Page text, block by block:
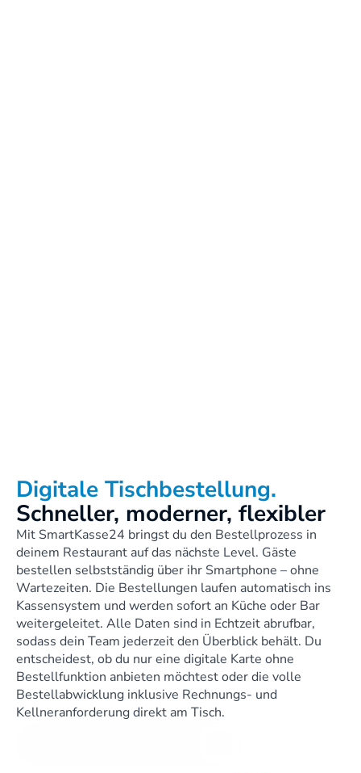
Schneller, moderner, flexibler
Mit SmartKasse24 bringst du den Bestellprozess in
deinem Restaurant auf das nächste Level. Gäste
bestellen selbstständig über ihr Smartphone – ohne
Wartezeiten. Die Bestellungen laufen automatisch ins
Kassensystem und werden sofort an Küche oder Bar
weitergeleitet. Alle Daten sind in Echtzeit abrufbar,
sodass dein Team jederzeit den Überblick behält. Du
entscheidest, ob du nur eine digitale Karte ohne
Bestellfunktion anbieten möchtest oder die volle
Bestellabwicklung inklusive Rechnungs- und
Kellneranforderung direkt am Tisch.